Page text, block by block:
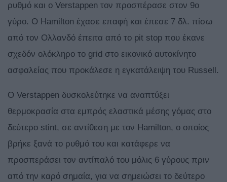
ρυθμό και ο Verstappen τον προσπέρασε στον 9ο
γύρο. Ο Hamilton έχασε επαφή και έπεσε 7 δλ. πίσω
από τον Ολλανδό έπειτα από το pit stop που έκανε
σχεδόν ολόκληρο το grid στο εικονικό αυτοκίνητο
ασφαλείας που προκάλεσε η εγκατάλειψη του Russell.
O Verstappen δυσκολεύτηκε να αναπτύξει
θερμοκρασία στα εμπρός ελαστικά μέσης γόμας στο
δεύτερο stint, σε αντίθεση με τον Hamilton, ο οποίος
βρήκε ξανά το ρυθμό του και κατάφερε να
προσπεράσει τον αντίπαλό του μόλις 6 γύρους πριν
από την καρό σημαία, για να σημειώσει το δεύτερο